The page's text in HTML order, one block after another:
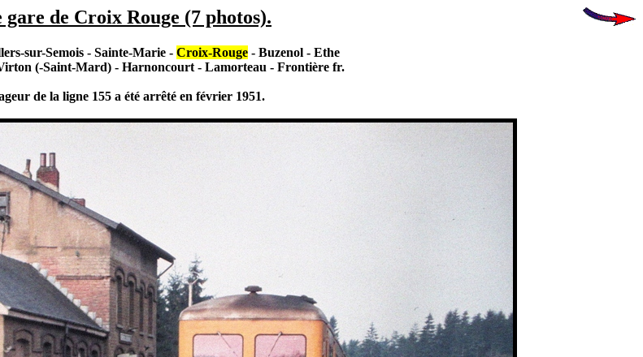
de Croix Rouge (7 photos).
sur-Semois - Sainte-Marie - Croix-Rouge- Buzenol - Ethe
(-Saint-Mard) - Harnoncourt - Lamorteau - Frontière fr.
de la ligne 155 a été arrêté en février 1951.